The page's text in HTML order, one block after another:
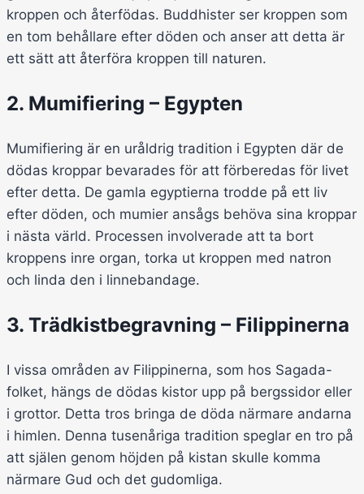
kroppen och återfödas. Buddhister ser kroppen som
en tom behållare efter döden och anser att detta är
ett sätt att återföra kroppen till naturen.
2. Mumifiering – Egypten
Mumifiering är en uråldrig tradition i Egypten där de
dödas kroppar bevarades för att förberedas för livet
efter detta. De gamla egyptierna trodde på ett liv
efter döden, och mumier ansågs behöva sina kroppar
i nästa värld. Processen involverade att ta bort
kroppens inre organ, torka ut kroppen med natron
och linda den i linnebandage.
3. Trädkistbegravning – Filippinerna
I vissa områden av Filippinerna, som hos Sagada-
folket, hängs de dödas kistor upp på bergssidor eller
i grottor. Detta tros bringa de döda närmare andarna
i himlen. Denna tusenåriga tradition speglar en tro på
att själen genom höjden på kistan skulle komma
närmare Gud och det gudomliga.